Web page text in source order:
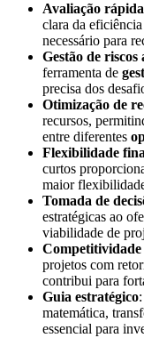
Avaliação
clara da
necessário para
Gestão de
ferramenta de
precisa dos
Otimização de
recursos,
entre diferentes
Flexibilidade
curtos
maior
Tomada de
estratégicas ao
viabilidade de
projetos com
contribui para
Guia estratégico
matemática,
essencial para